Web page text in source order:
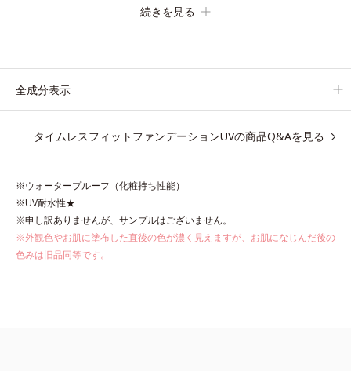
みにくく。2種のパウダー(*4)がベールをまとうように肌のノイ
だ後の色みは他のファンデーションと同等です。
*2 （HDI/トリメチロールヘキシルラクトン）クロスポリマー、
メタクリル酸メチルクロスポリマー配合＝化粧持ち向上成分
*3 合成フルオロフロゴパイト
*4 密着カバーパウダーEX（アルミナ、ヒアルロン酸Na）、密着
続きを見る
全成分表示
タイムレスフィットファンデーションUVの商品Q&Aを見る
※ウォータープルーフ（化粧持ち性能）
※UV耐水性★
※申し訳ありませんが、サンプルはございません。
※外観色やお肌に塗布した直後の色が濃く見えますが、お肌になじんだ後の
色みは旧品同等です。